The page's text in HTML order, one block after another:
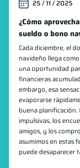
25 / 11 / 2025
¿Cómo
sueldo o bono
Cada diciembre, el
navideño llega
una oportunidad
financieras
embargo, esa
evaporarse
buena planificación.
impulsivas, los
amigos, y los
asumimos en estas
puede desaparecer